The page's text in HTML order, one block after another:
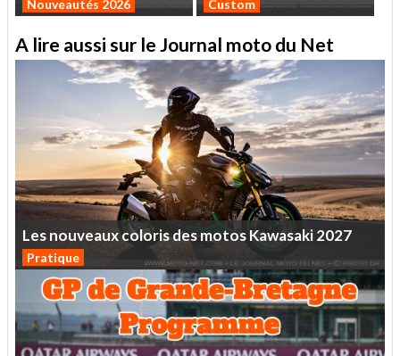
Nouveautés 2026
Custom
A lire aussi sur le Journal moto du Net
LesnouveauxcolorisdesmotosKawasaki2027
Pratique